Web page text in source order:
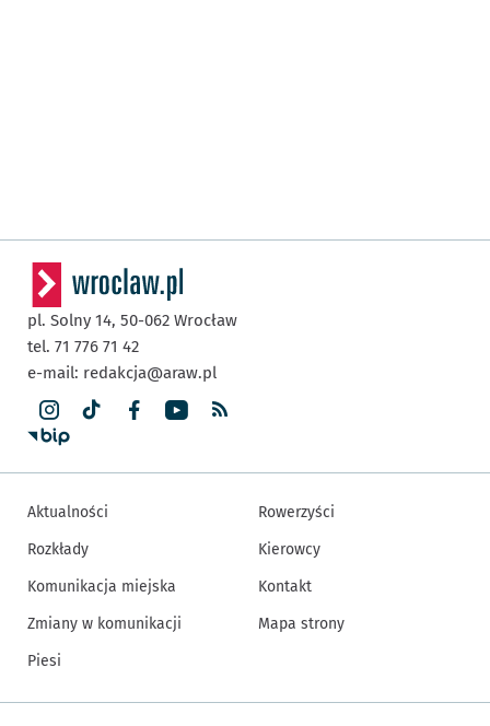
pl. Solny 14, 50-062 Wrocław
tel. 71 776 71 42
e-mail: redakcja@araw.pl
Aktualności
Rozkłady
Komunikacja miejska
Zmiany w komunikacji
Piesi
Rowerzyści
Kierowcy
Kontakt
Mapa strony